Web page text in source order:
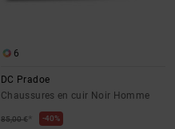
6
DC Pradoe
Chaussures en cuir Noir Homme
85,00 €* 40%